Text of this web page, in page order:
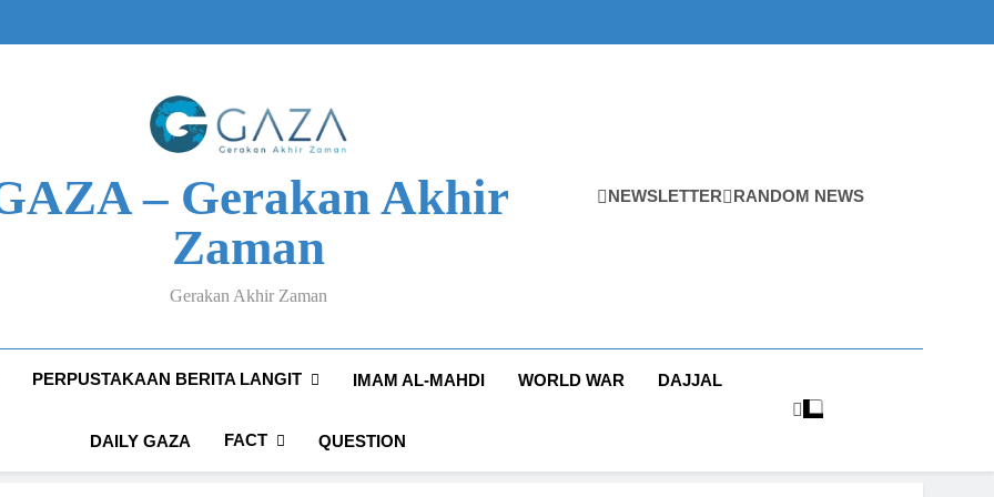
– Gerakan Akhir
Zaman
Gerakan Akhir Zaman
NEWSLETTER RANDOM NEWS
PERPUSTAKAAN BERITA LANGIT IMAM AL-MAHDI WORLD WAR DAJJAL
DAILY GAZA FACT QUESTION